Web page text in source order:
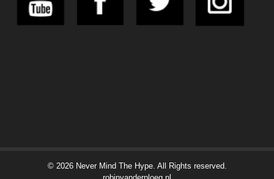
© 2026 Never Mind The Hype. All Rights reserved.